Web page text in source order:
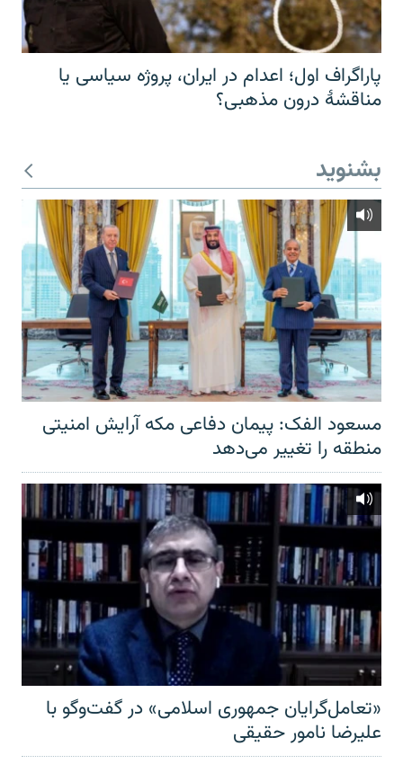
پاراگراف اول؛ اعدام در ایران، پروژه سیاسی یا
مناقشهٔ درون مذهبی؟
بشنوید
مسعود الفک: پیمان دفاعی مکه آرایش امنیتی
منطقه را تغییر می‌دهد
«تعامل‌گرایان جمهوری اسلامی» در گفت‌وگو با
علیرضا نامور حقیقی